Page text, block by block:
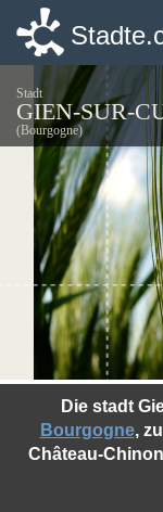
Stadt
GIEN-SUR-
(Bourgogne)
Die stadt
Bourgogne,
Château-